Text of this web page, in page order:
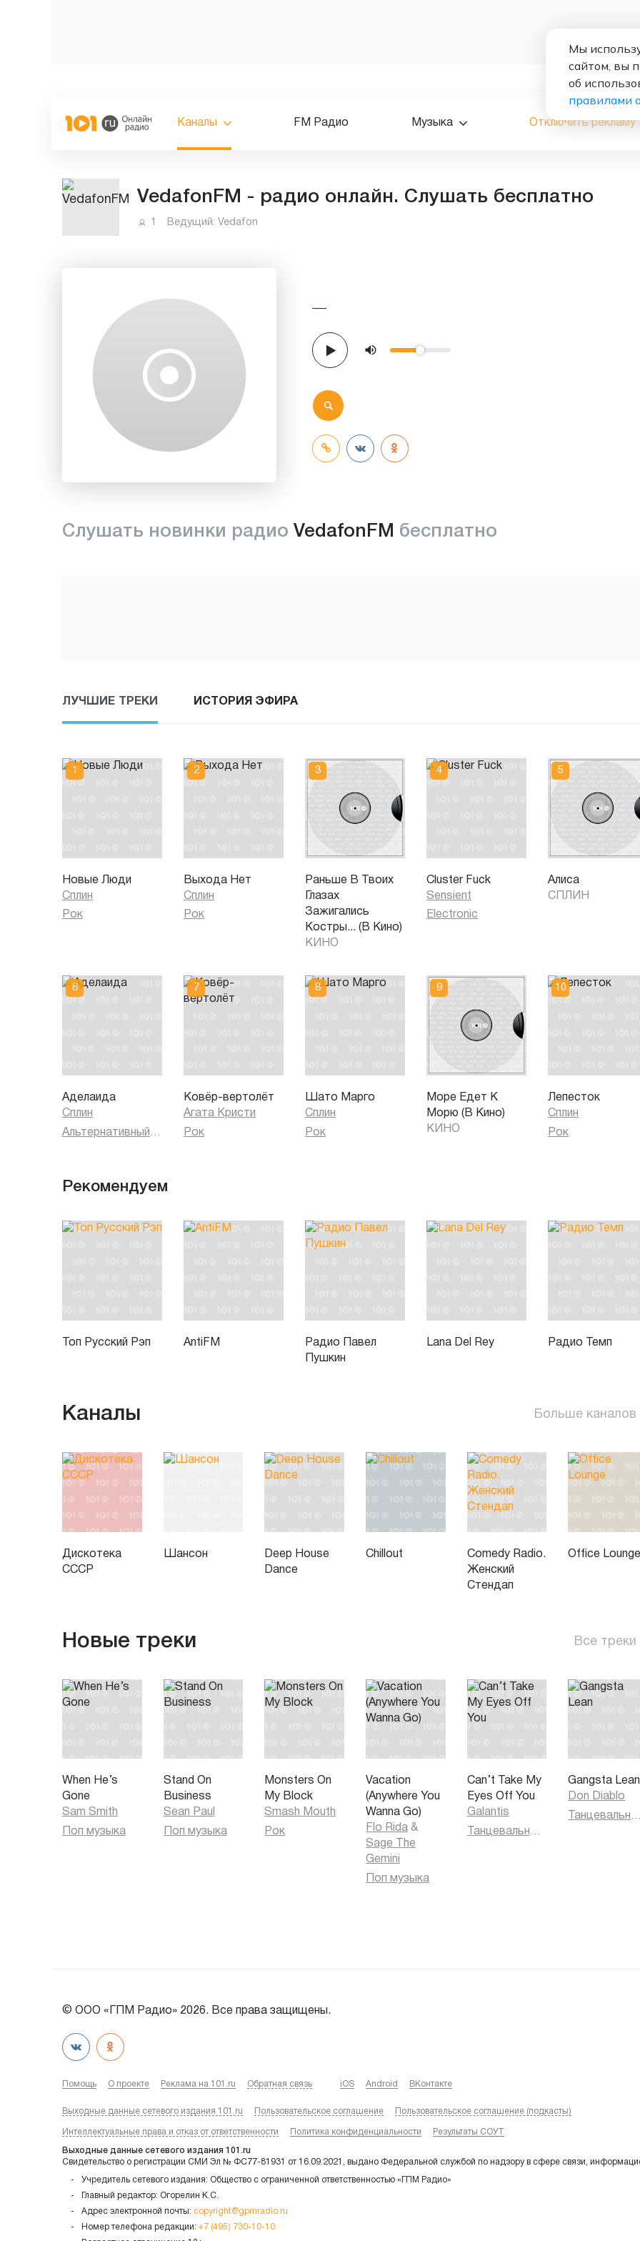
Каналы FM Радио Музыка Отключить рекламу
VedafonFM - радио онлайн. Слушать бесплатно
Ведущий: Vedafon
—
Слушать новинки радио VedafonFM бесплатно
ЛУЧШИЕ ТРЕКИ ИСТОРИЯ ЭФИРА
Новые Люди
Сплин
Рок
Выхода Нет
Сплин
Рок
Раньше В Твоих
Глазах
Зажигались
Костры... (В Кино)
КИНО
Cluster Fuck
Sensient
Electronic
Алиса
СПЛИН
Аделаида
Сплин
Ковёр-вертолёт
Агата Кристи
Рок
Шато Марго
Сплин
Рок
Море Едет К
Морю (В Кино)
КИНО
Лепесток
Сплин
Рок
Рекомендуем
Топ Русский Рэп AntiFM
Радио Павел
Пушкин
Lana Del Rey Радио Темп
Каналы Больше каналов
Дискотека
СССР
Шансон
Deep House
Dance
Chillout
Comedy Radio.
Женский
Стендап
Office
Новые треки Все треки
When He’s
Gone
Sam Smith
Поп музыка
Stand On
Business
Sean Paul
Поп музыка
Monsters On
My Block
Smash Mouth
Рок
Vacation
(Anywhere You
Wanna Go)
Flo Rida &
Sage The
Gemini
Поп музыка
Can’t Take My
Eyes Off You
Galantis
Gangsta Lean
Don Diablo
© ООО «ГПМ Радио» 2026. Все права защищены.
Помощь О проекте Реклама на 101.ru Обратная связь iOS Android ВКонтакте
Выходные данные сетевого издания 101.ru Пользовательское соглашение Пользовательское соглашение (подкасты)
Интеллектуальные права и отказ от ответственности Политика конфиденциальности Результаты СОУТ
Выходные данные сетевого издания 101.ru
Свидетельство о регистрации СМИ Эл № ФС77-81931 от 16.09.2021, выдано Федеральной службой по надзору в сфере связи,
Учредитель сетевого издания: Общество с ограниченной ответственностью «ГПМ Радио»
Главный редактор: Огорелин К.С.
Адрес электронной почты: copyright@gpmradio.ru
Номер телефона редакции: +7 (495) 730-10-10
Мы
сайтом, вы
об
правилами